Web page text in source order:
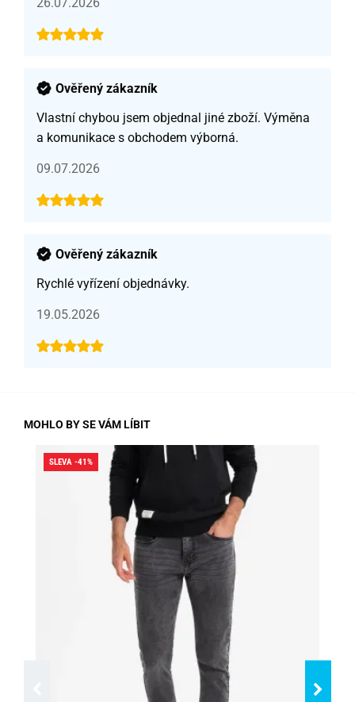
Ověřený zákazník
Vlastní chybou jsem objednal jiné zboží. Výměna
a komunikace s obchodem výborná.
09.07.2026
Ověřený zákazník
Rychlé vyřízení objednávky.
19.05.2026
MOHLO BY SE VÁM LÍBIT
SLEVA -41%